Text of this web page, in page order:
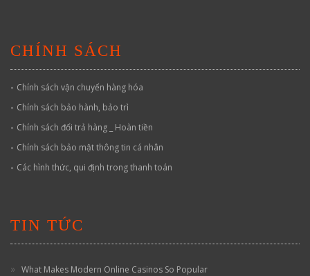
CHÍNH SÁCH
- Chính sách vận chuyển hàng hóa
- Chính sách bảo hành, bảo trì
- Chính sách đổi trả hàng _ Hoàn tiền
- Chính sách bảo mật thông tin cá nhân
- Các hình thức, qui định trong thanh toán
TIN TỨC
What Makes Modern Online Casinos So Popular